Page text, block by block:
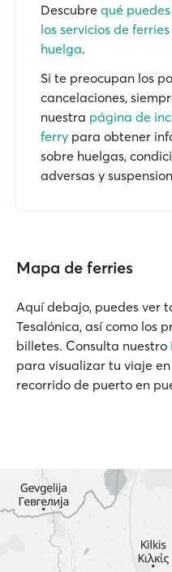
Descubre qué
los servicios de
huelga.
Si te preocupan los
cancelaciones,
nuestra página de
ferry para obtener
sobre huelgas,
adversas y
Mapa de ferries
Aquí debajo, puedes ver
Tesalónica, así como los
billetes. Consulta nuestro
para visualizar tu viaje
recorrido de puerto en